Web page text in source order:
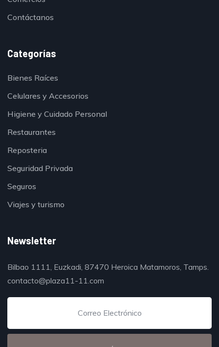
Contáctanos
Categorías
Bienes Raíces
Celulares y Accesorios
Higiene y Cuidado Personal
Restaurantes
Reposteria
Seguridad Privada
Seguros
Viajes y turismo
Newsletter
Bilbao 1111, Euzkadi, 87470 Heroica Matamoros, Tamps.
contacto@plaza11-11.com